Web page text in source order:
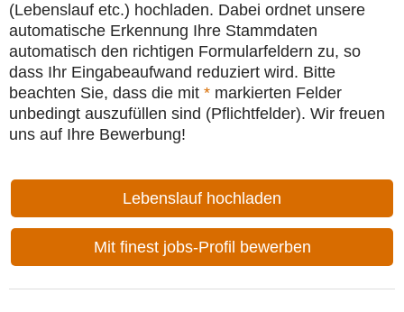
(Lebenslauf etc.) hochladen. Dabei ordnet unsere
automatische Erkennung Ihre Stammdaten
automatisch den richtigen Formularfeldern zu, so
dass Ihr Eingabeaufwand reduziert wird. Bitte
beachten Sie, dass die mit * markierten Felder
unbedingt auszufüllen sind (Pflichtfelder). Wir freuen
uns auf Ihre Bewerbung!
Lebenslauf hochladen
Mit finest jobs-Profil bewerben